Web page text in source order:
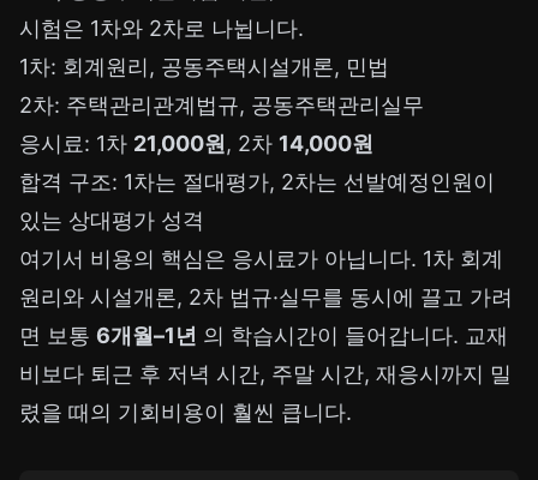
시험은 1차와 2차로 나뉩니다.
1차: 회계원리, 공동주택시설개론, 민법
2차: 주택관리관계법규, 공동주택관리실무
응시료: 1차 21,000원, 2차 14,000원
합격 구조: 1차는 절대평가, 2차는 선발예정인원이
있는 상대평가 성격
여기서 비용의 핵심은 응시료가 아닙니다. 1차 회계
원리와 시설개론, 2차 법규·실무를 동시에 끌고 가려
면 보통 6개월–1년 의 학습시간이 들어갑니다. 교재
비보다 퇴근 후 저녁 시간, 주말 시간, 재응시까지 밀
렸을 때의 기회비용이 훨씬 큽니다.